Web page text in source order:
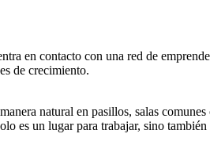
en contacto con una red de
de crecimiento.
natural en pasillos, salas
es un lugar para trabajar, sino